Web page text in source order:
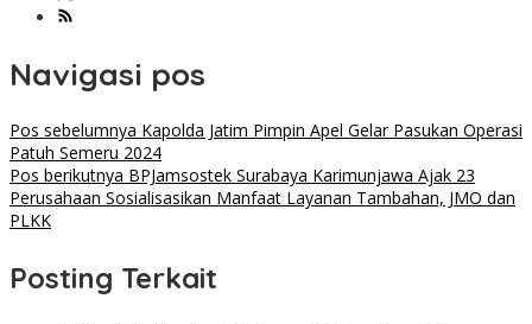
Navigasi pos
Pos sebelumnya Kapolda Jatim Pimpin Apel Gelar Pasukan Operasi
Patuh Semeru 2024
Pos berikutnya BPJamsostek Surabaya Karimunjawa Ajak 23
Perusahaan Sosialisasikan Manfaat Layanan Tambahan, JMO dan
PLKK
Posting Terkait